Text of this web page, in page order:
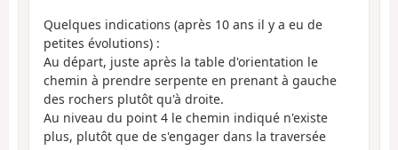
Quelques indications (après 10 ans il y a eu de
petites évolutions) :
Au départ, juste après la table d'orientation le
chemin à prendre serpente en prenant à gauche
des rochers plutôt qu'à droite.
Au niveau du point 4 le chemin indiqué n'existe
plus, plutôt que de s'engager dans la traversée